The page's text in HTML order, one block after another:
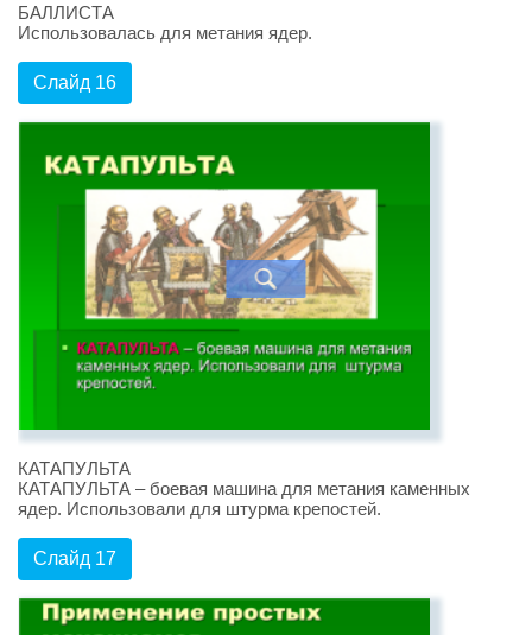
БАЛЛИСТА
Использовалась для метания ядер.
Слайд 16
КАТАПУЛЬТА
КАТАПУЛЬТА – боевая машина для метания каменных
ядер. Использовали для штурма крепостей.
Слайд 17